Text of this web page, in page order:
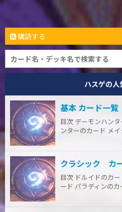
購読する
ハスゲの人
基本 カード一覧
目次 デーモンハン
ンターのカード メ
クラシック カ
目次 ドルイドのカ
ード パラディンのカ